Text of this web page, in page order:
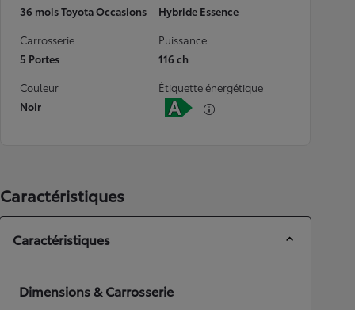
36 mois Toyota Occasions
Hybride Essence
Carrosserie
5 Portes
Puissance
116 ch
Couleur
Noir
Étiquette énergétique
Caractéristiques
Caractéristiques
Dimensions & Carrosserie